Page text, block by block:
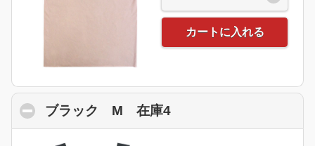
カートに入れる
ブラック M 在庫4click to collapse